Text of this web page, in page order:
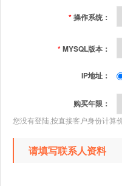
*操作系统：
*MYSQL版本：
IP地址：
购买年限：
您没有登陆,按直接客户身份计算
请填写联系人资料